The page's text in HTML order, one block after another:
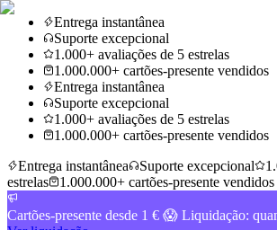
Entrega instantânea
Suporte excepcional
1.000+ avaliações de 5 estrelas
1.000.000+ cartões-presente vendidos
Entrega instantânea
Suporte excepcional
1.000+ avaliações de 5 estrelas
1.000.000+ cartões-presente vendidos
Entrega instantânea
Suporte excepcional
estrelas
1.000.000+ cartões-presente vendidos
Cartões-presente desde 1 € 😱 Liquidação: